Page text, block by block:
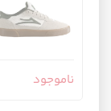
ناموجود